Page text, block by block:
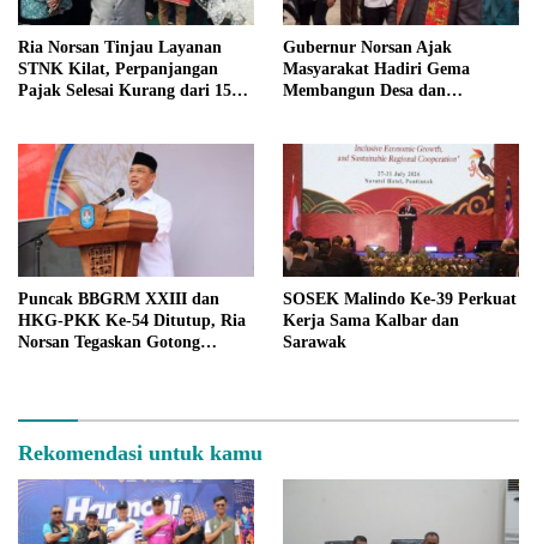
Ria Norsan Tinjau Layanan
STNK Kilat, Perpanjangan
Pajak Selesai Kurang dari 15
Gubernur Norsan Ajak
Masyarakat Hadiri Gema
Membangun Desa dan
Puncak BBGRM XXIII dan
HKG-PKK Ke-54 Ditutup, Ria
Norsan Tegaskan Gotong
SOSEK Malindo Ke-39 Perkuat
Kerja Sama Kalbar dan
Sarawak
Rekomendasi untuk kamu